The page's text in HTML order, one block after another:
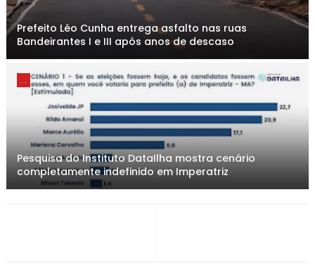
Prefeito Léo Cunha entrega asfalto nas ruas
Bandeirantes I e III após anos de descaso
. .
Pesquisa do Instituto DataIlha mostra cenário
completamente indefinido em Imperatriz